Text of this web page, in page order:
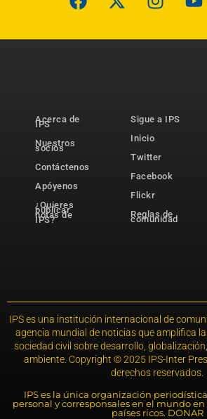
Acerca de
IPS
Nuestros
socios
Contáctenos
Apóyenos
¿Quieres
publicar
notas de
IPS?
Sigue a IPS
Inicio
Twitter
Facebook
Flickr
Reglas de
comunidad
IPS es una institución internacional de
agencia mundial de noticias que amplifica
sociedad civil sobre desarrollo,
ambiente. Copyright © 2025 IPS-Inter
derechos reservados.
IPS es la única organización
personal y corresponsales en el mundo
países ricos. DONAR